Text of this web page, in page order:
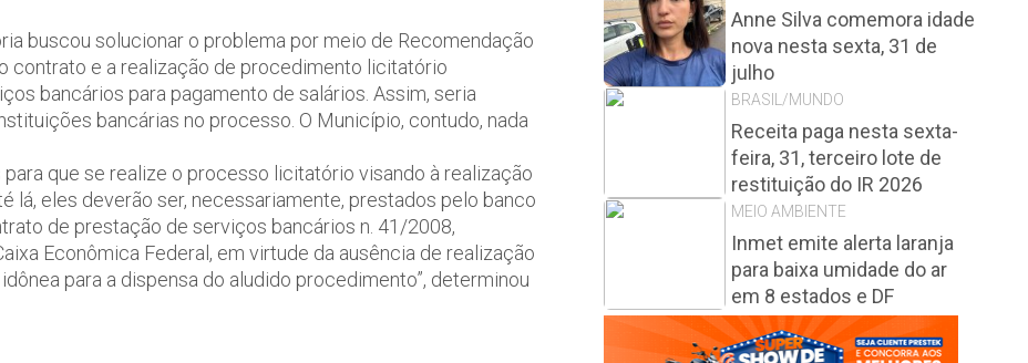
buscou solucionar o problema por meio de Recomendação
contrato e a realização de procedimento licitatório
bancários para pagamento de salários. Assim, seria
bancárias no processo. O Município, contudo, nada
que se realize o processo licitatório visando à realização
lá, eles deverão ser, necessariamente, prestados pelo banco
de prestação de serviços bancários n. 41/2008,
Econômica Federal, em virtude da ausência de realização
para a dispensa do aludido procedimento”, determinou
Anne Silva comemora idade
nova nesta sexta, 31 de
julho
BRASIL/MUNDO
Receita paga nesta sexta-
feira, 31, terceiro lote de
restituição do IR 2026
MEIO AMBIENTE
Inmet emite alerta laranja
para baixa umidade do ar
em 8 estados e DF